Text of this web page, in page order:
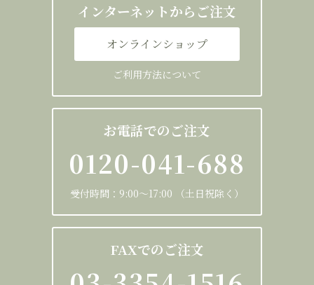
インターネットからご注文
オンラインショップ
ご利用方法について
お電話でのご注文
0120-041-688
受付時間：9:00～17:00 （土日祝除く）
FAXでのご注文